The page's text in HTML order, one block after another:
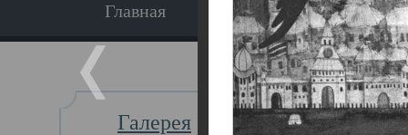
Главная Экскурсия
Галерея
Главная